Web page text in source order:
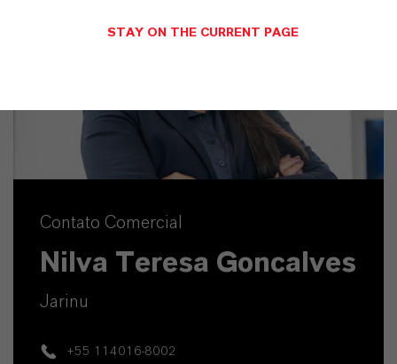
Contato Comercial
Nilva Teresa Goncalves
Jarinu
+55 114016-8002
STAY ON THE CURRENT PAGE